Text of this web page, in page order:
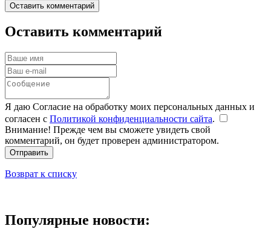
Оставить комментарий
Оставить комментарий
Я даю Согласие на обработку моих персональных данных и
согласен с Политикой конфиденциальности сайта.
Внимание! Прежде чем вы сможете увидеть свой
комментарий, он будет проверен администратором.
Отправить
Возврат к списку
Популярные новости: